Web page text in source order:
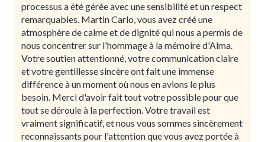
processus a été gérée avec une sensibilité et un respect
remarquables. Martin Carlo, vous avez créé une
atmosphère de calme et de dignité qui nous a permis de
nous concentrer sur l'hommage à la mémoire d'Alma.
Votre soutien attentionné, votre communication claire
et votre gentillesse sincère ont fait une immense
différence à un moment où nous en avions le plus
besoin. Merci d'avoir fait tout votre possible pour que
tout se déroule à la perfection. Votre travail est
vraiment significatif, et nous vous sommes sincèrement
reconnaissants pour l'attention que vous avez portée à